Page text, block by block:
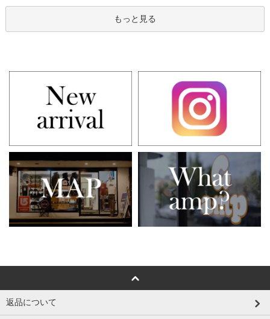
もっと見る
返品について